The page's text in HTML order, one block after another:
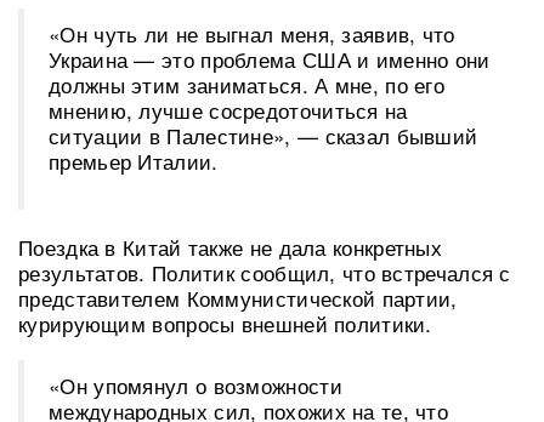
«Он чуть ли не выгнал меня, заявив, что
Украина — это проблема США и именно они
должны этим заниматься. А мне, по его
мнению, лучше сосредоточиться на
ситуации в Палестине», — сказал бывший
премьер Италии.
Поездка в Китай также не дала конкретных
результатов. Политик сообщил, что встречался с
представителем Коммунистической партии,
курирующим вопросы внешней политики.
«Он упомянул о возможности
международных сил, похожих на те, что